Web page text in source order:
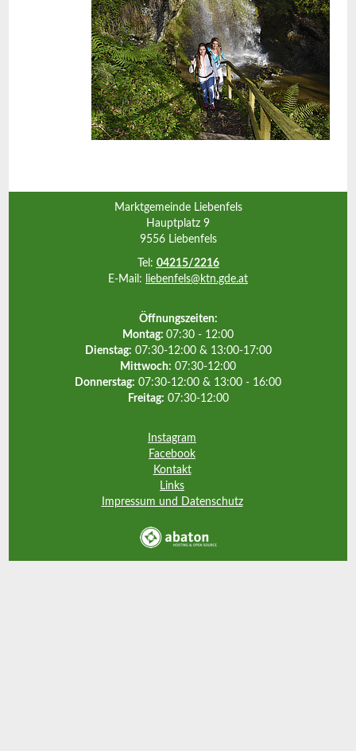
Marktgemeinde Liebenfels
Hauptplatz 9
9556 Liebenfels
Tel: 04215/2216
E-Mail:
liebenfels@ktn.gde.at
Öffnungszeiten:
Montag: 07:30 - 12:00
Dienstag: 07:30-12:00 & 13:00-17:00
Mittwoch: 07:30-12:00
Donnerstag: 07:30-12:00 & 13:00 - 16:00
Freitag: 07:30-12:00
Instagram
Facebook
Kontakt
Links
Impressum und Datenschutz